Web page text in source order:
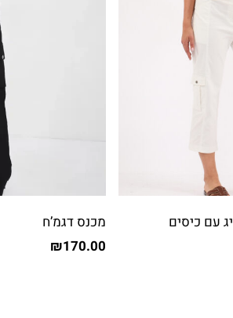
עם כיסים
מכנס דגמ’ח
₪170.00